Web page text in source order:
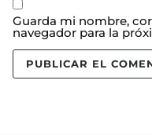
Guarda mi nombre,
navegador para la